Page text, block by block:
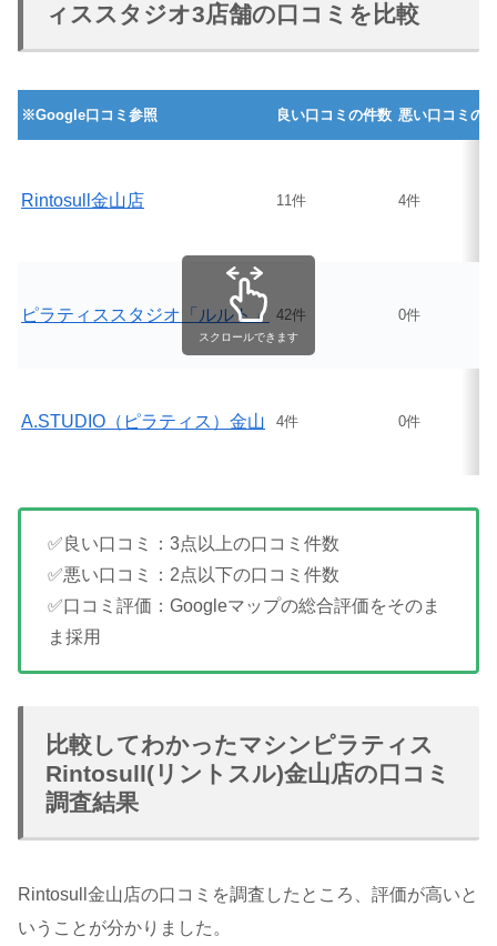
ィススタジオ3店舗の口コミを比較
※Google口コミ参照 良い口コミの件数 悪い口コミの
Rintosull金山店 11件 4件
ピラティススタジオ「ルルト」 42件 0件
A.STUDIO（ピラティス）金山 4件 0件
スクロールできます
✅良い口コミ：3点以上の口コミ件数
✅悪い口コミ：2点以下の口コミ件数
✅口コミ評価：Googleマップの総合評価をそのま
ま採用
比較してわかったマシンピラティス
Rintosull(リントスル)金山店の口コミ
調査結果
Rintosull金山店の口コミを調査したところ、評価が高いと
いうことが分かりました。